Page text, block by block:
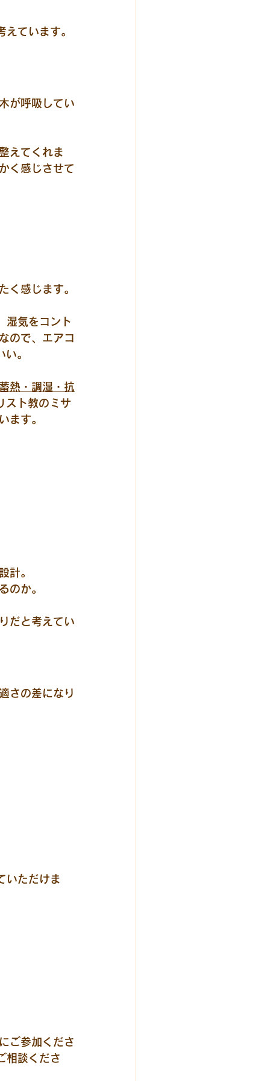
ています。
が呼吸してい
えてくれま
く感じさせて
く感じます。
湿気をコント
ので、エアコ
。
熱・調湿・抗
スト教のミサ
ます。
計。
のか。
だと考えてい
さの差になり
いただけま
ご参加くださ
相談くださ